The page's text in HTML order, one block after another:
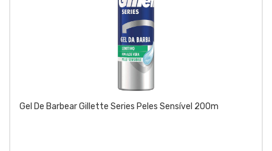
Gel De Barbear Gillette Series Peles Sensível 200m